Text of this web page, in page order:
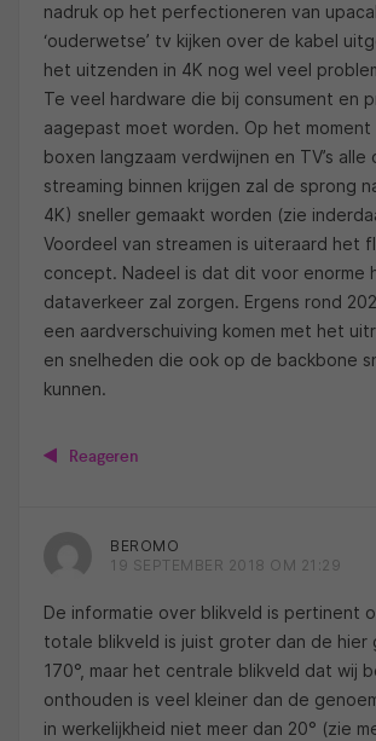
nadruk op het perfectioneren van
‘ouderwetse’ tv kijken over de kabel
het uitzenden in 4K nog wel veel
Te veel hardware die bij consument en
aagepast moet worden. Op het
boxen langzaam verdwijnen en TV’s
streaming binnen krijgen zal de sprong
4K) sneller gemaakt worden (zie
Voordeel van streamen is uiteraard het
concept. Nadeel is dat dit voor enorme
dataverkeer zal zorgen. Ergens rond
een aardverschuiving komen met het
en snelheden die ook op de backbone
kunnen.
Reageren
BEROMO
19 SEPTEMBER 2018 OM 21:29
De informatie over blikveld is pertinent
totale blikveld is juist groter dan de hier
170°, maar het centrale blikveld dat wij
onthouden is veel kleiner dan de
in werkelijkheid niet meer dan 20° (zie